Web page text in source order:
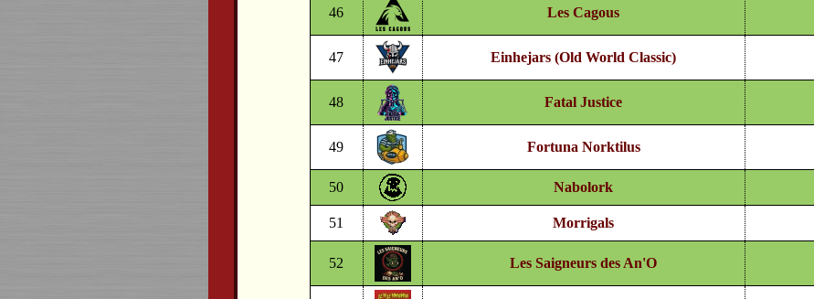
46 Les Cagous
47 Einhejars (Old World Classic)
48 Fatal Justice
49 Fortuna Norktilus
50 Nabolork
51 Morrigals
52 Les Saigneurs des An'O